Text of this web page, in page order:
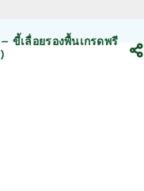
ขี้เลื่อยรองพื้นเกรดพรี